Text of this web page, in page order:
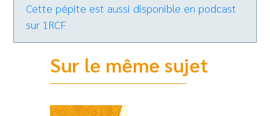
Cette pépite est aussi disponible en podcast
sur 1RCF
Sur le même sujet